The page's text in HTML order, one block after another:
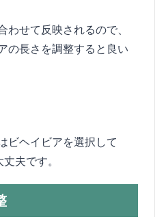
わせて反映されるので、
の長さを調整すると良い
ビヘイビアを選択して
夫です。